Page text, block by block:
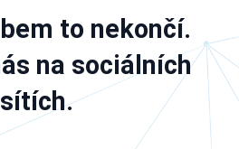
to nekončí.
na sociálních
sítích.